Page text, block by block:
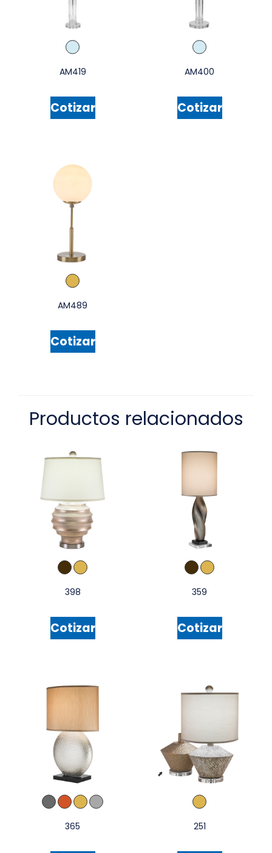
AM419
Cotizar
AM400
Cotizar
AM489
Cotizar
Productos relacionados
398
Cotizar
359
Cotizar
365 251